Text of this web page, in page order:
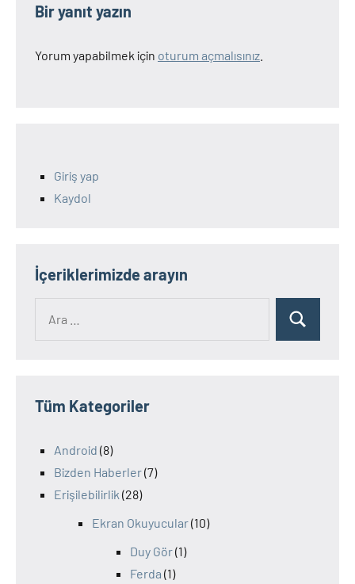
Bir yanıt yazın
Yorum yapabilmek için oturum açmalısınız
Giriş yap
Kaydol
İçeriklerimizde arayın
Ara
Tüm Kategoriler
Android (8)
Bizden Haberler(7)
Erişilebilirlik (28)
Ekran Okuyucular(10)
Duy Gör(1)
Ferda (1)